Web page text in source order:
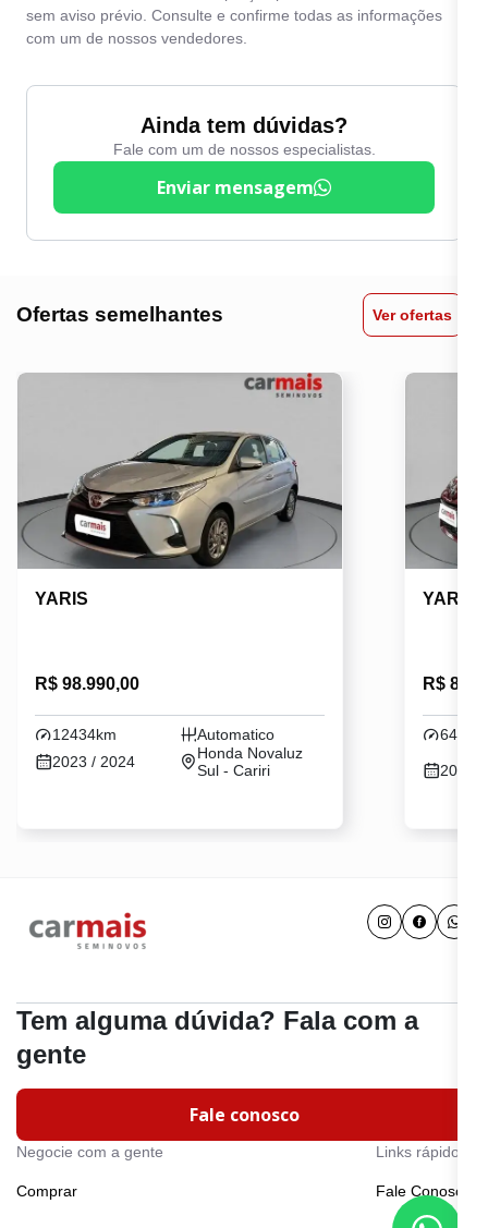
sem aviso prévio. Consulte e confirme todas as informações
com um de nossos vendedores.
Ainda tem dúvidas?
Fale com um de nossos especialistas.
Enviar mensagem
Ofertas semelhantes Ver ofertas
YARIS
R$ 98.990,00
12434km
Automatico
2023 / 2024
Honda Novaluz
Sul - Cariri
YARIS
R$
2021 /
Tem alguma dúvida? Fala com a
gente
Fale conosco
Negocie com a gente
Comprar
Links rápidos
Fale Conosco